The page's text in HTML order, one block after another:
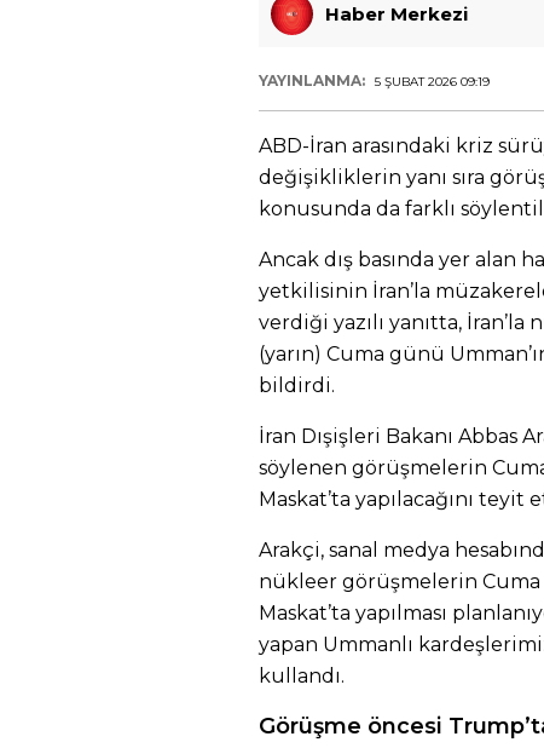
Haber Merkezi
YAYINLANMA: 5 ŞUBAT 2026 09:19
ABD-İran arasındaki kriz
değişikliklerin yanı sıra
konusunda da farklı
Ancak dış basında yer alan
yetkilisinin İran’la
verdiği yazılı yanıtta,
(yarın) Cuma günü
bildirdi.
İran Dışişleri Bakanı Abbas
söylenen görüşmelerin
Maskat’ta yapılacağını teyit
Arakçi, sanal medya
nükleer görüşmelerin Cuma
Maskat’ta yapılması
yapan Ummanlı
kullandı.
Görüşme öncesi